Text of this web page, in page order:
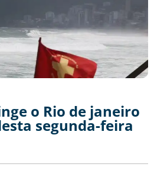
o Rio de janeiro
segunda-feira